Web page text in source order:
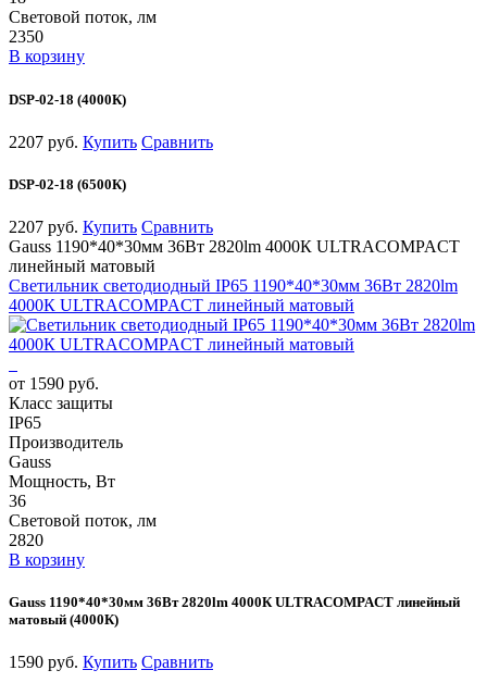
Световой поток, лм
2350
В корзину
DSP-02-18 (4000К)
2207 руб. Купить Сравнить
DSP-02-18 (6500К)
2207 руб. Купить Сравнить
Gauss 1190*40*30мм 36Вт 2820lm 4000К ULTRACOMPACT
линейный матовый
Светильник светодиодный IP65 1190*40*30мм 36Вт 2820lm
4000К ULTRACOMPACT линейный матовый
от 1590 руб.
Класс защиты
IP65
Производитель
Gauss
Мощность, Вт
36
Световой поток, лм
2820
В корзину
Gauss 1190*40*30мм 36Вт 2820lm 4000К ULTRACOMPACT линейный
матовый (4000К)
1590 руб. Купить Сравнить